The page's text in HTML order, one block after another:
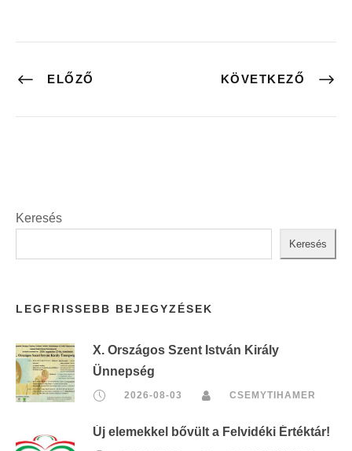
ELŐZŐ KÖVETKEZŐ
Keresés
Keresés
LEGFRISSEBB BEJEGYZÉSEK
X. Országos Szent István Király
Ünnepség
2026-08-03 CSEMYTIHAMER
Új elemekkel bővült a Felvidéki Értéktár!